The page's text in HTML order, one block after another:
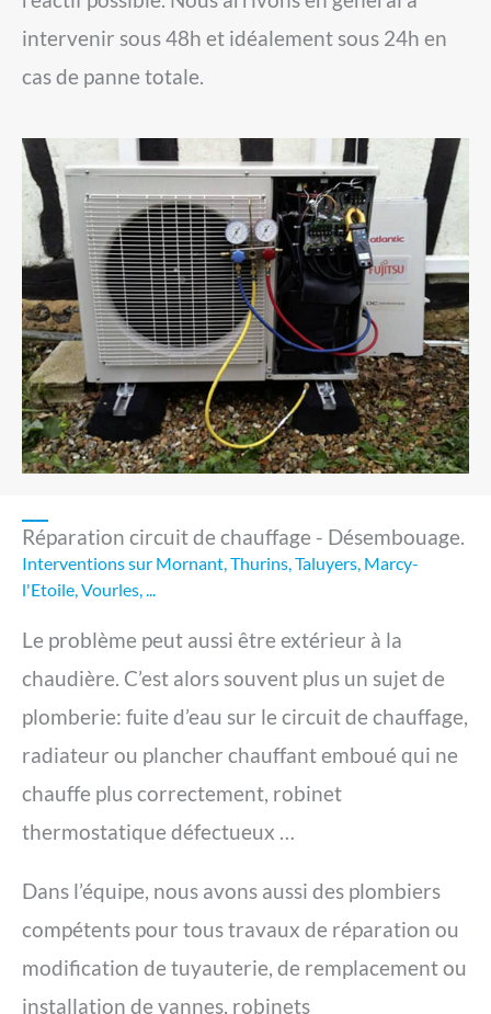
intervenir sous 48h et idéalement sous 24h en
cas de panne totale.
Réparation circuit de chauffage - Désembouage.
Interventions sur Mornant, Thurins, Taluyers, Marcy-
l'Etoile, Vourles, ...
Le problème peut aussi être extérieur à la
chaudière. C’est alors souvent plus un sujet de
plomberie: fuite d’eau sur le circuit de chauffage,
radiateur ou plancher chauffant emboué qui ne
chauffe plus correctement, robinet
thermostatique défectueux …
Dans l’équipe, nous avons aussi des plombiers
compétents pour tous travaux de réparation ou
modification de tuyauterie, de remplacement ou
installation de vannes, robinets